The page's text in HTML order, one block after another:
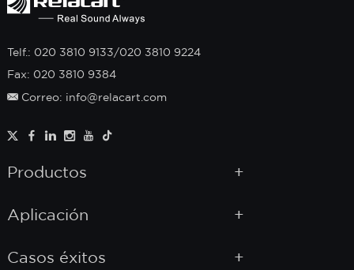
Telf.: 020 3810 9133/020 3810 9224
Fax: 020 3810 9384
Correo: info@relacart.com
Productos
Aplicación
Casos éxitos